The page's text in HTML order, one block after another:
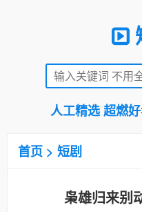
人工精选 超燃
首页 > 短剧
枭雄归来别